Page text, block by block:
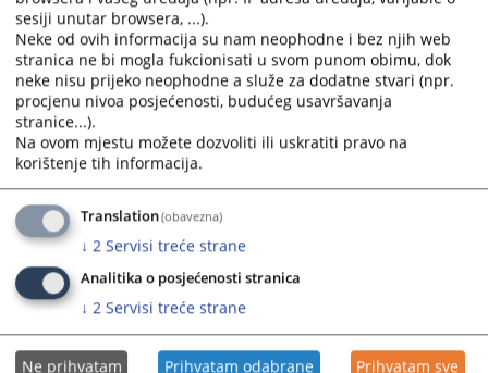
to
get
the
keyboard
shortcuts
for
changing
dates.
to
get
the
keyboard
for
changing
dates.
14.03.2016.
Најава догађаја - Округли сто на тему „Активна улога
судије у управљању парничним поступком“
11.03.2016.
Најава догађаја - Радионице „Судска нагодба“
Промотивна афиша о квалификационом тестирању
Каталог испитних области
Примјер обрасца с индентификационом шифром
sesiji unutar browsera, ...).
Neke od ovih informacija su nam neophodne i bez njih web
stranica ne bi mogla fukcionisati u svom punom obimu, dok
neke nisu prijeko neophodne a služe za dodatne stvari (npr.
procjenu nivoa posjećenosti, budućeg usavršavanja
stranice...).
Na ovom mjestu možete dozvoliti ili uskratiti pravo na
korištenje tih informacija.
Translation(obavezna)
↓ 2 Servisi treće strane
Analitika o posjećenosti stranica
↓ 2 Servisi treće strane
Ne prihvatam Prihvatam odabrane Prihvatam sve